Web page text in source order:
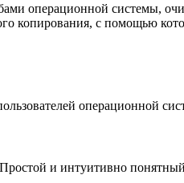
операционной системы,
копирования, с помощью
операционной
и интуитивно